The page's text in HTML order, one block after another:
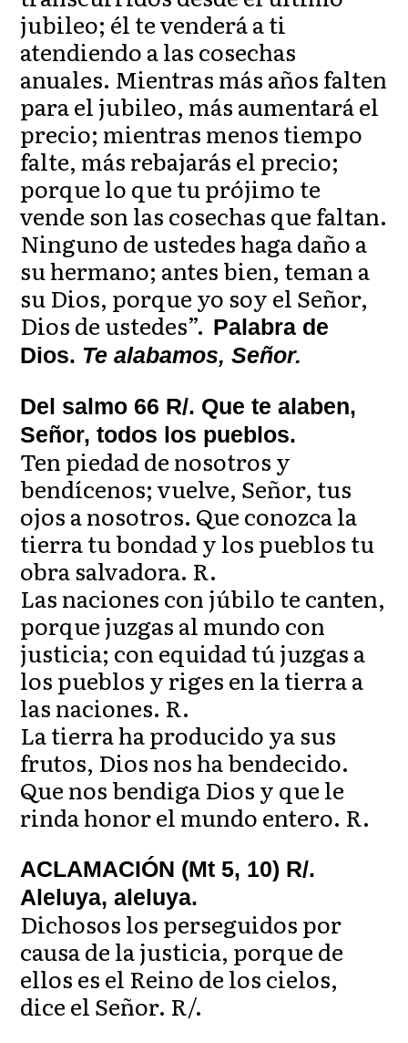
jubileo; él te venderá a ti
atendiendo a las cosechas
anuales. Mientras más años falten
para el jubileo, más aumentará el
precio; mientras menos tiempo
falte, más rebajarás el precio;
porque lo que tu prójimo te
vende son las cosechas que faltan.
Ninguno de ustedes haga daño a
su hermano; antes bien, teman a
su Dios, porque yo soy el Señor,
Dios de ustedes”. Palabra de
Dios. Te alabamos, Señor.
Del salmo 66 R/. Que te alaben,
Señor, todos los pueblos.
Ten piedad de nosotros y
bendícenos; vuelve, Señor, tus
ojos a nosotros. Que conozca la
tierra tu bondad y los pueblos tu
obra salvadora. R.
Las naciones con júbilo te canten,
porque juzgas al mundo con
justicia; con equidad tú juzgas a
los pueblos y riges en la tierra a
las naciones. R.
La tierra ha producido ya sus
frutos, Dios nos ha bendecido.
Que nos bendiga Dios y que le
rinda honor el mundo entero. R.
ACLAMACIÓN (Mt 5, 10) R/.
Aleluya, aleluya.
Dichosos los perseguidos por
causa de la justicia, porque de
ellos es el Reino de los cielos,
dice el Señor. R/.